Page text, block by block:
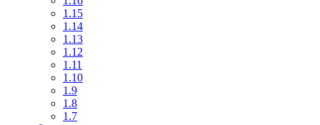
1.15
1.14
1.13
1.12
1.11
1.10
1.9
1.8
1.7